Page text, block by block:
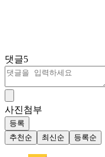
댓글5
사진첨부
등록
추천순
최신순 등록순